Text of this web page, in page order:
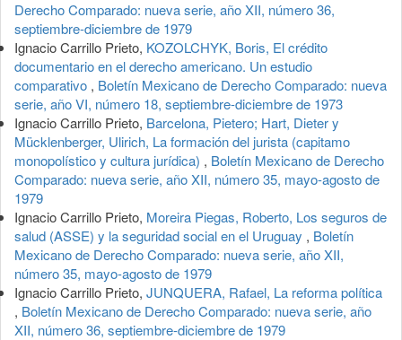
Derecho Comparado: nueva serie, año XII, número 36,
septiembre-diciembre de 1979
Ignacio Carrillo Prieto, KOZOLCHYK, Boris, El crédito
documentario en el derecho americano. Un estudio
comparativo , Boletín Mexicano de Derecho Comparado: nueva
serie, año VI, número 18, septiembre-diciembre de 1973
Ignacio Carrillo Prieto, Barcelona, Pietero; Hart, Dieter y
Mücklenberger, Ulirich, La formación del jurista (capitamo
monopolístico y cultura jurídica) , Boletín Mexicano de Derecho
Comparado: nueva serie, año XII, número 35, mayo-agosto de
1979
Ignacio Carrillo Prieto, Moreira Piegas, Roberto, Los seguros de
salud (ASSE) y la seguridad social en el Uruguay , Boletín
Mexicano de Derecho Comparado: nueva serie, año XII,
número 35, mayo-agosto de 1979
Ignacio Carrillo Prieto, JUNQUERA, Rafael, La reforma política
, Boletín Mexicano de Derecho Comparado: nueva serie, año
XII, número 36, septiembre-diciembre de 1979